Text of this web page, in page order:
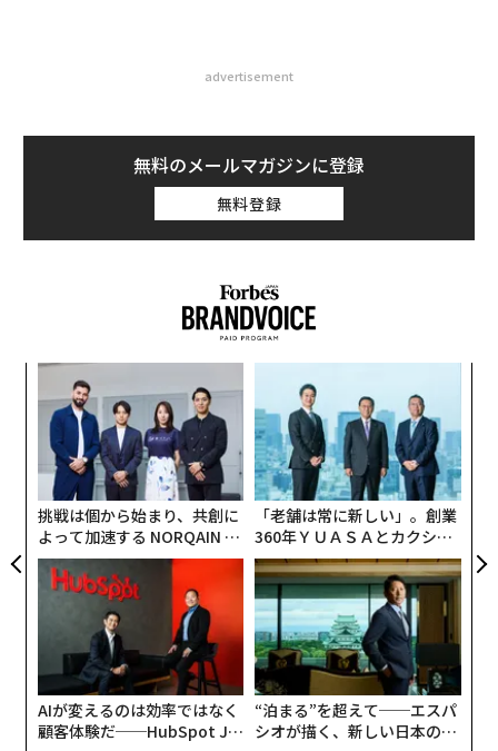
advertisement
無料のメールマガジンに登録
無料登録
挑戦は個から始まり、共創に
よって加速する NORQAIN JA
PAN 特別座談会
「老舗は常に新しい」。創業
360年ＹＵＡＳＡとカクシン
CEO田尻望が語る、AIを超え
る人の価値
AIが変えるのは効率ではなく
顧客体験だ──HubSpot Ja
“泊まる”を超えて──エスパ
シオが描く、新しい日本のラ